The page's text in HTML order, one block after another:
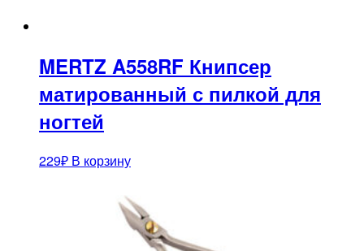
MERTZ A558RF Книпсер
матированный с пилкой для
ногтей
229₽ В корзину